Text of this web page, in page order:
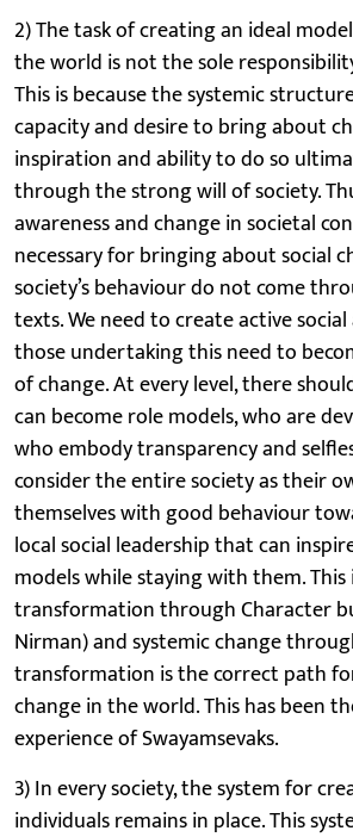
2) The task of creating an ideal
the world is not the sole
This is because the systemic
capacity and desire to bring about
inspiration and ability to do so
through the strong will of society.
awareness and change in societal
necessary for bringing about social
society’s behaviour do not come
texts. We need to create active social
those undertaking this need to
of change. At every level, there
can become role models, who are
who embody transparency and
consider the entire society as their
themselves with good behaviour
local social leadership that can
models while staying with them. This
transformation through Character
Nirman) and systemic change
transformation is the correct path
change in the world. This has been
experience of Swayamsevaks.
3) In every society, the system for
individuals remains in place. This